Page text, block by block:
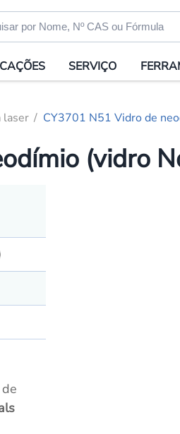
SERVIÇO
laser CY3701 N51 Vidro de
(vidro